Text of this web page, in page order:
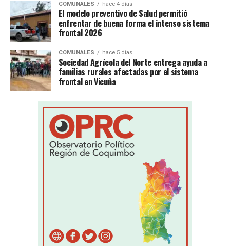
COMUNALES hace 4 días
El modelo preventivo de Salud permitió
enfrentar de buena forma el intenso sistema
frontal 2026
COMUNALES hace 5 días
Sociedad Agrícola del Norte entrega ayuda a
familias rurales afectadas por el sistema
frontal en Vicuña